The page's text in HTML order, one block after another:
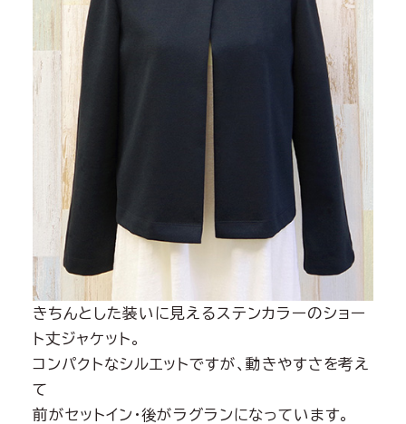
きちんとした装いに見えるステンカラーのショー
ト丈ジャケット。
コンパクトなシルエットですが、動きやすさを考え
て
前がセットイン・後がラグランになっています。